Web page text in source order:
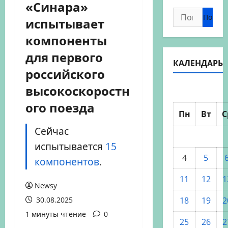
«Синара»
испытывает
компоненты
для первого
российского
высокоскоростн
ого поезда
Сейчас
испытывается 15
компонентов.
Newsy
30.08.2025
1 минуты чтение
0
Найти:
КАЛЕНДАРЬ
Пн Вт
4 5
11
12
18
19
25
26